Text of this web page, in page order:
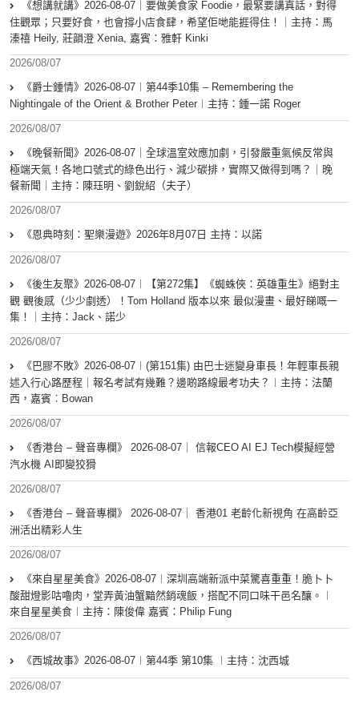
《想講就講》2026-08-07｜要做美食家 Foodie，最緊要講真話，對得
住觀眾；只要好食，也會撐小店食肆，希望佢哋能捱得住！｜主持：馬
溱禧 Heily, 莊韻澄 Xenia, 嘉賓：雅軒 Kinki
2026/08/07
《爵士鍾情》2026-08-07︱第44季10集 – Remembering the
Nightingale of the Orient & Brother Peter︱主持：鍾一諾 Roger
2026/08/07
《晚餐新聞》2026-08-07｜全球溫室效應加劇，引發嚴重氣候反常與
極端天氣！各地口號式的綠色出行、減少碳排，實際又做得到嗎？｜晚
餐新聞｜主持：陳珏明、劉銳紹（夫子）
2026/08/07
《恩典時刻：聖樂漫遊》2026年8月07日 主持：以諾
2026/08/07
《後生友聚》2026-08-07︱【第272集】《蜘蛛俠：英雄重生》絕對主
觀 觀後感（少少劇透）！Tom Holland 版本以來 最似漫畫、最好睇嘅一
集！｜主持：Jack、諾少
2026/08/07
《巴膠不敗》2026-08-07︱(第151集) 由巴士迷變身車長！年輕車長親
述入行心路歷程｜報名考試有幾難？邊啲路線最考功夫？︱主持：法蘭
西，嘉賓︰Bowan
2026/08/07
《香港台 – 聲音專欄》 2026-08-07｜ 信報CEO AI EJ Tech模擬經營
汽水機 AI即變狡猾
2026/08/07
《香港台 – 聲音專欄》 2026-08-07｜ 香港01 老齡化新視角 在高齡亞
洲活出精彩人生
2026/08/07
《來自星星美食》2026-08-07︱深圳高端新派中菜驚喜重重！脆卜卜
酸甜燈影咕嚕肉，堂弄黃油蟹黯然銷魂飯，搭配不同口味干邑名釀。︱
來自星星美食︱主持：陳俊偉 嘉賓：Philip Fung
2026/08/07
《西城故事》2026-08-07︱第44季 第10集 ︱主持：沈西城
2026/08/07